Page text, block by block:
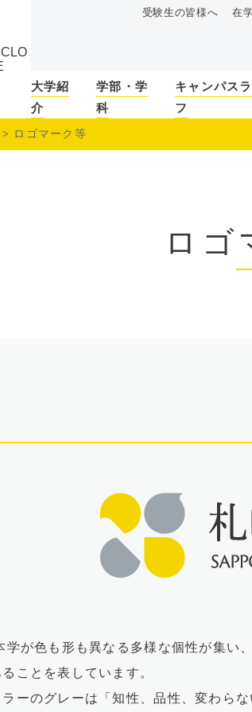
CLO
受験生の皆様へ 在
大学紹
介
学部・学
科
キャンパス
フ
ロゴマーク等
ロゴ
学が色も形も異なる多様な個性が集い
ことを表しています。
ーのグレーは「知性、品性、変わら